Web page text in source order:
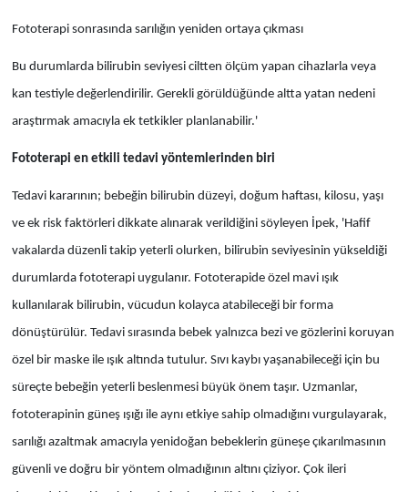
Fototerapi sonrasında sarılığın yeniden ortaya çıkması
Bu durumlarda bilirubin seviyesi ciltten ölçüm yapan cihazlarla veya
kan testiyle değerlendirilir. Gerekli görüldüğünde altta yatan nedeni
araştırmak amacıyla ek tetkikler planlanabilir.'
Fototerapi en etkili tedavi yöntemlerinden biri
Tedavi kararının; bebeğin bilirubin düzeyi, doğum haftası, kilosu, yaşı
ve ek risk faktörleri dikkate alınarak verildiğini söyleyen İpek, 'Hafif
vakalarda düzenli takip yeterli olurken, bilirubin seviyesinin yükseldiği
durumlarda fototerapi uygulanır. Fototerapide özel mavi ışık
kullanılarak bilirubin, vücudun kolayca atabileceği bir forma
dönüştürülür. Tedavi sırasında bebek yalnızca bezi ve gözlerini koruyan
özel bir maske ile ışık altında tutulur. Sıvı kaybı yaşanabileceği için bu
süreçte bebeğin yeterli beslenmesi büyük önem taşır. Uzmanlar,
fototerapinin güneş ışığı ile aynı etkiye sahip olmadığını vurgulayarak,
sarılığı azaltmak amacıyla yenidoğan bebeklerin güneşe çıkarılmasının
güvenli ve doğru bir yöntem olmadığının altını çiziyor. Çok ileri